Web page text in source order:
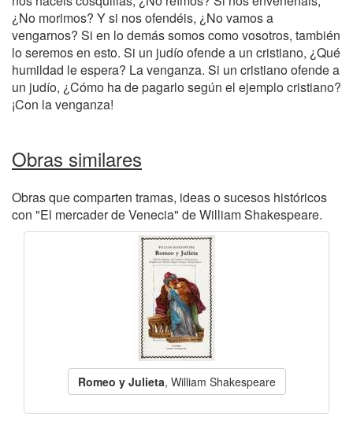
¿No morimos? Y si nos ofendéis, ¿No vamos a
vengarnos? Si en lo demás somos como vosotros, también
lo seremos en esto. Si un judío ofende a un cristiano, ¿Qué
humildad le espera? La venganza. Si un cristiano ofende a
un judío, ¿Cómo ha de pagarlo según el ejemplo cristiano?
¡Con la venganza!
Obras similares
Obras que comparten tramas, ideas o sucesos históricos
con "El mercader de Venecia" de William Shakespeare.
Romeo y Julieta, William Shakespeare